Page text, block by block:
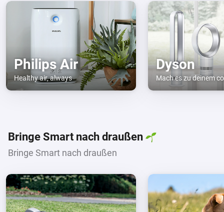
Philips Air
Healthy air, always
Dyson
Mach es zu deinem
Bringe Smart nach draußen
Bringe Smart nach draußen